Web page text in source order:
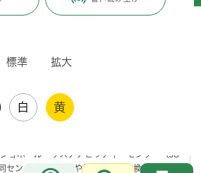
標準 拡大
白 黄
お問合せ
表）ジョホール・サステナビ
ョホール・サステナビリティ・センター（JS
センターへの訪問や視察、意見交換などの交